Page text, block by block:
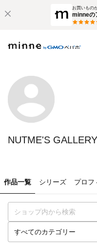
お買いもの
minneの
NUTME'S GALLERY
作品一覧 シリーズ プロフ